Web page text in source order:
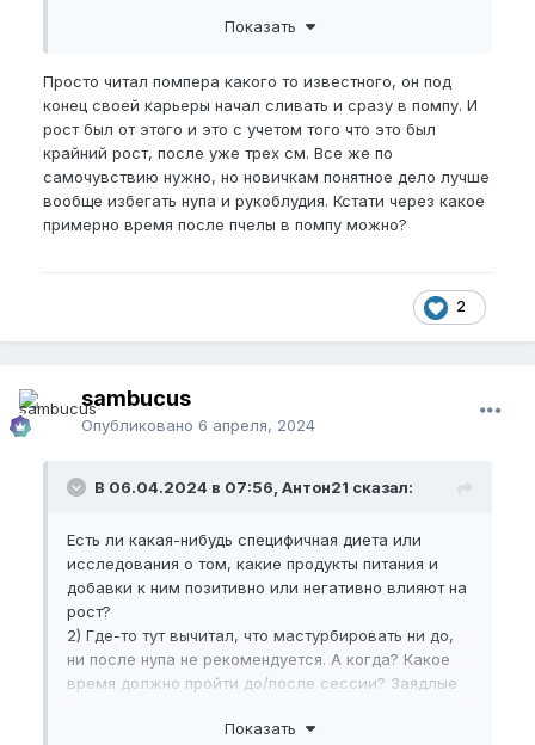
плавно перешла в онанизм, подрочил кончил и всё
посидеть мысли ни о чем
Другое дело секс с женщинами, полноценный
половой акт в вагину живую. Кончил , полежал или
поспал , встал полн сил .
Если сравнивать секс с нуп тренировкой то тут в
тренировку, если лучше нуп тренировка то лучше
лучше сексом заниматься с таким членом.
Делай выводы сам как влияет на член онанизм, но
образа жизни нупера.
Показать
Просто читал помпера какого то известного, он под
конец своей карьеры начал сливать и сразу в помпу. И
рост был от этого и это с учетом того что это был
крайний рост, после уже трех см. Все же по
самочувствию нужно, но новичкам понятное дело лучше
вообще избегать нупа и рукоблудия. Кстати через какое
примерно время после пчелы в помпу можно?
2
sambucus
Опубликовано 6 апреля, 2024
В 06.04.2024 в 07:56, Антон21 сказал:
Есть ли какая-нибудь специфичная диета или
исследования о том, какие продукты питания и
добавки к ним позитивно или негативно влияют на
рост?
2) Где-то тут вычитал, что мастурбировать ни до,
ни после нупа не рекомендуется. А когда? Какое
время должно пройти до/после сессии? Заядлые
Показать